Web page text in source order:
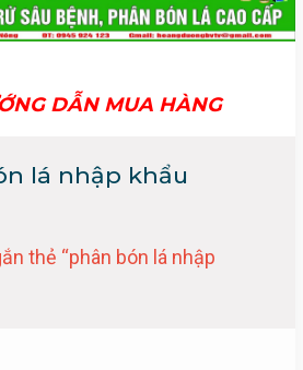
DẪN MUA HÀNG
lá nhập khẩu
thẻ “phân bón lá nhập